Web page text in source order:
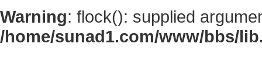
Warning: flock(): supplied
/home/sunad1.com/www/bbs/